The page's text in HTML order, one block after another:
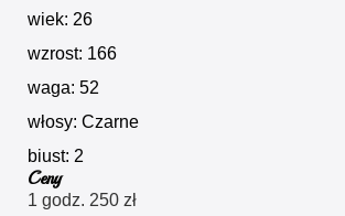
wiek: 26
wzrost: 166
waga: 52
włosy: Czarne
biust: 2
Ceny
1 godz. 250 zł